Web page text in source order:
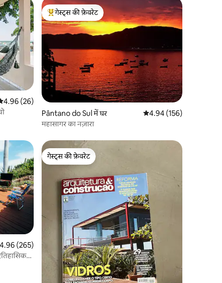
रेटिंग 5 में से 4.96, 26 समीक्षाएँ
4.96 (26)
गेस्ट्स का टॉप फ़ेवरेट
गेस्ट्स की फ़ेवरेट
Pântano do Sul में घर औसत रेटिंग 5 में से 4.94,
4.94 (156)
महासागर का नज़ारा
रेटिंग 5 में से 4.96, 265 समीक्षाएँ
4.96 (265)
गेस्ट्स की फ़ेवरेट
गेस्ट्स की फ़ेवरेट